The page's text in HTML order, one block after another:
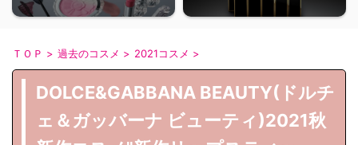
ＴＯＰ > 過去のコスメ > 2021コスメ >
DOLCE&GABBANA BEAUTY(ドルチ
ェ＆ガッバーナ ビューティ)2021秋